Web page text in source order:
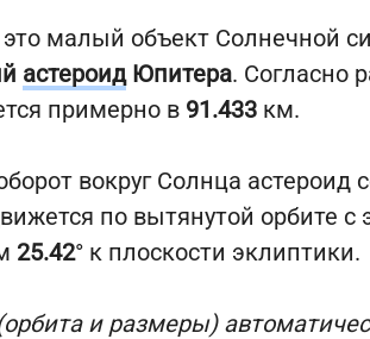
малый объект Солнечной
астероидЮпитера. Согласно
примерно в 91.433 км.
вокруг Солнца астероид
по вытянутой орбите с
25.42° к плоскости эклиптики.
и размеры)